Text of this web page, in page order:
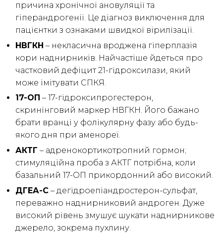
причина хронічної ановуляції та
гіперандрогенії. Це діагноз виключення для
пацієнтки з ознаками швидкої вірилізації.
НВГКН – некласична вроджена гіперплазія
кори наднирників. Найчастіше йдеться про
частковий дефіцит 21-гідроксилази, який
може імітувати СПКЯ.
17-ОП – 17-гідроксипрогестерон,
скринінговий маркер НВГКН. Його бажано
брати вранці у фолікулярну фазу або будь-
якого дня при аменореї.
АКТГ – адренокортикотропний гормон;
стимуляційна проба з АКТГ потрібна, коли
базальний 17-ОП прикордонний або високий.
ДГЕА-С – дегідроепіандростерон-сульфат,
переважно наднирниковий андроген. Дуже
високий рівень змушує шукати наднирникове
джерело, зокрема пухлину.